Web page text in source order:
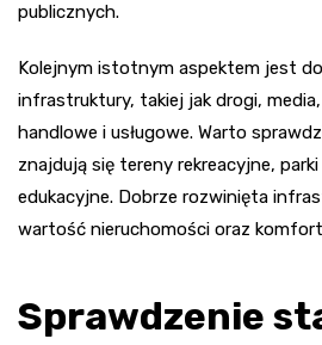
publicznych.
Kolejnym istotnym aspektem jest
infrastruktury, takiej jak drogi,
handlowe i usługowe. Warto
znajdują się tereny rekreacyjne,
edukacyjne. Dobrze rozwinięta
wartość nieruchomości oraz
Sprawdzenie